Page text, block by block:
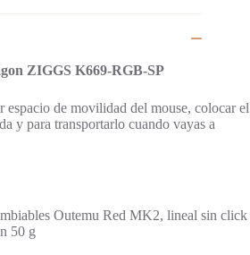
ZIGGS K669-RGB-SP
espacio de movilidad del mouse, colocar el
y para transportarlo cuando vayas a
Outemu Red MK2, lineal sin click
50 g